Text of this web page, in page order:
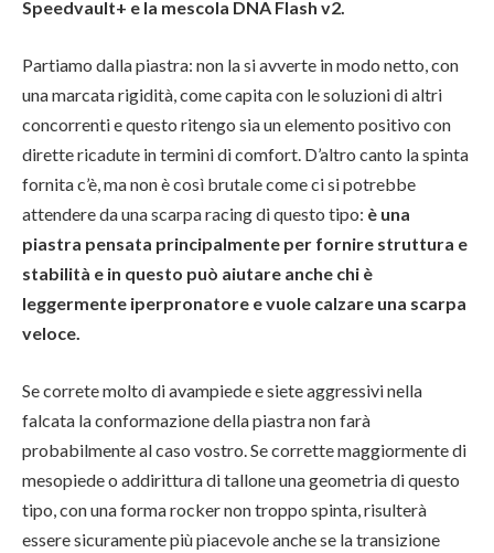
Speedvault+ e la mescola DNA Flash v2.
Partiamo dalla piastra: non la si avverte in modo netto, con
una marcata rigidità, come capita con le soluzioni di altri
concorrenti e questo ritengo sia un elemento positivo con
dirette ricadute in termini di comfort. D’altro canto la spinta
fornita c’è, ma non è così brutale come ci si potrebbe
attendere da una scarpa racing di questo tipo: è una
piastra pensata principalmente per fornire struttura e
stabilità e in questo può aiutare anche chi è
leggermente iperpronatore e vuole calzare una scarpa
veloce.
Se correte molto di avampiede e siete aggressivi nella
falcata la conformazione della piastra non farà
probabilmente al caso vostro. Se corrette maggiormente di
mesopiede o addirittura di tallone una geometria di questo
tipo, con una forma rocker non troppo spinta, risulterà
essere sicuramente più piacevole anche se la transizione